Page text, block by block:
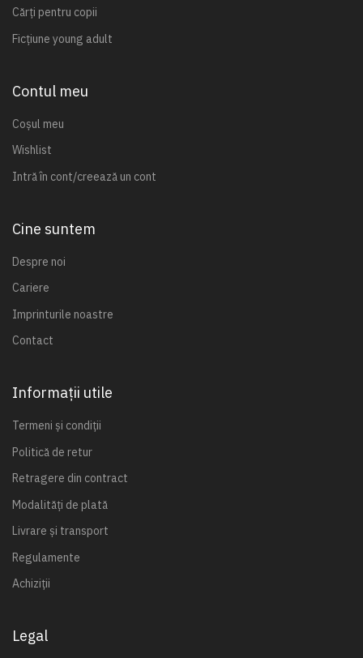
Cărți pentru copii
Ficțiune young adult
Contul meu
Coșul meu
Wishlist
Intră în cont/creează un cont
Cine suntem
Despre noi
Cariere
Imprinturile noastre
Contact
Informații utile
Termeni și condiții
Politică de retur
Retragere din contract
Modalități de plată
Livrare și transport
Regulamente
Achiziții
Legal